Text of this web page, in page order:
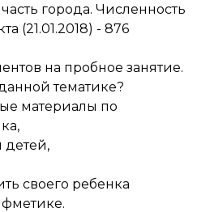
города. Численность
(21.01.2018) - 876
на пробное занятие.
тематике?
материалы по
детей,
своего ребенка